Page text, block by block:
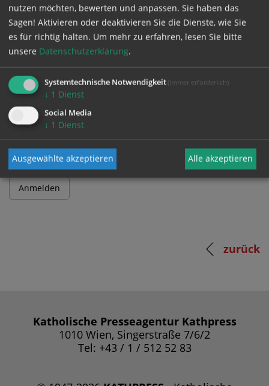
Bitte melden Sie sich mit Ihrem Benutzernamen
und Passwort an.
Benutzername
Passwort
zurück
Katholische Presseagentur Kathpress
1010 Wien, Singerstraße 7/6/2
Tel: +43 / 1 / 512 52 83
nutzen möchten, bewerten und anpassen. Sie haben das
Sagen! Aktivieren oder deaktivieren Sie die Dienste, wie Sie
es für richtig halten. Um mehr zu erfahren, lesen Sie bitte
unsere Datenschutzerklärung.
Systemtechnische Notwendigkeit (immer erforderlich)
↓ 1 Dienst
Social Media
↓ 1 Dienst
Ausgewählte akzeptieren Alle akzeptieren